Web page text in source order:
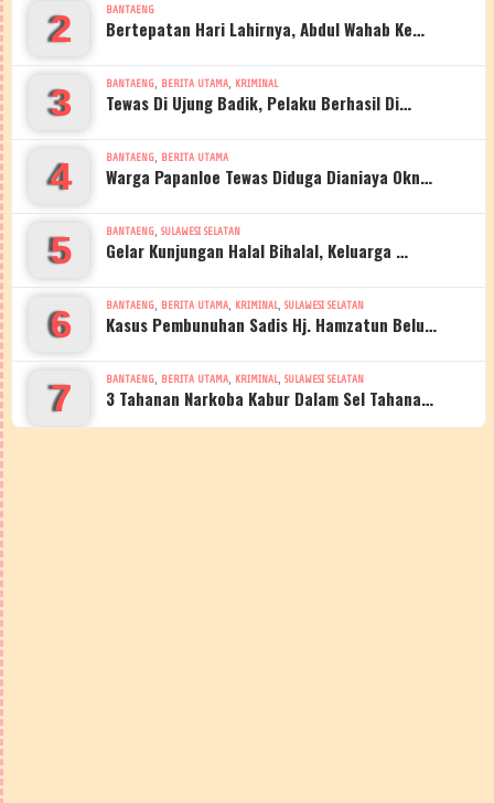
2 BANTAENG
Bertepatan Hari Lahirnya, Abdul Wahab Ke…
3 BANTAENG, BERITA UTAMA, KRIMINAL
Tewas Di Ujung Badik, Pelaku Berhasil Di…
4 BANTAENG, BERITA UTAMA
Warga Papanloe Tewas Diduga Dianiaya Okn…
5 BANTAENG, SULAWESI SELATAN
Gelar Kunjungan Halal Bihalal, Keluarga …
6 BANTAENG, BERITA UTAMA, KRIMINAL, SULAWESI SELATAN
Kasus Pembunuhan Sadis Hj. Hamzatun Belu…
7 BANTAENG, BERITA UTAMA, KRIMINAL, SULAWESI SELATAN
3 Tahanan Narkoba Kabur Dalam Sel Tahana…